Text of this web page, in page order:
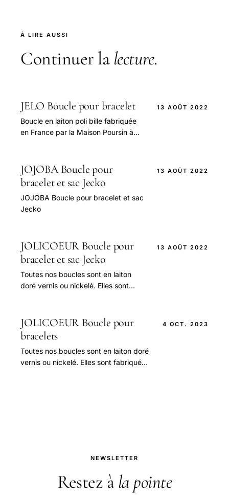
À LIRE AUSSI
Continuer la lecture.
JELO Boucle pour bracelet
Boucle en laiton poli bille fabriquée
en France par la Maison Poursin à
13 AOÛT 2022
JOJOBA Boucle pour
bracelet et sac Jecko
JOJOBA Boucle pour bracelet et sac
Jecko
13 AOÛT 2022
JOLICOEUR Boucle pour
bracelet et sac Jecko
Toutes nos boucles sont en laiton
doré vernis ou nickelé. Elles sont
13 AOÛT 2022
JOLICOEUR Boucle pour
bracelets
Toutes nos boucles sont en laiton doré
vernis ou nickelé. Elles sont fabriquées
4 OCT. 2023
NEWSLETTER
Restez à la pointe